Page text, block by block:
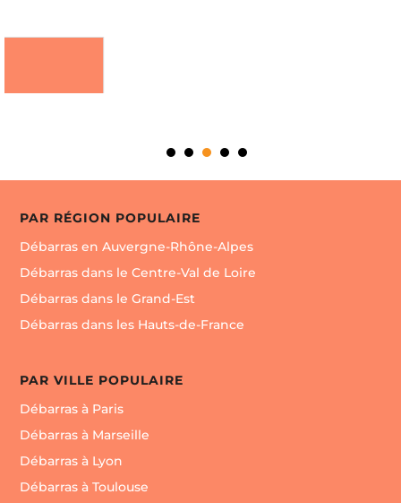
PAR RÉGION POPULAIRE
Débarras en Auvergne-Rhône-Alpes
Débarras dans le Centre-Val de Loire
Débarras dans le Grand-Est
Débarras dans les Hauts-de-France
PAR VILLE POPULAIRE
Débarras à Paris
Débarras à Marseille
Débarras à Lyon
Débarras à Toulouse